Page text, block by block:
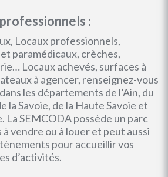
:
Locaux professionnels,
paramédicaux, crèches,
Locaux achevés, surfaces à
à agencer, renseignez-vous
les départements de l’Ain, du
la Savoie, de la Haute Savoie et
La SEMCODA possède un parc
vendre ou à louer et peut aussi
pour accueillir vos
d’activités.